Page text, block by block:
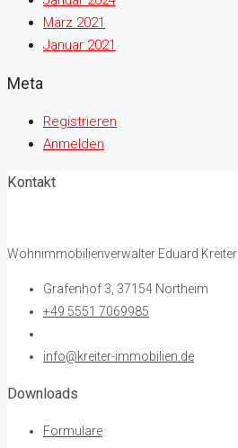
März 2021
Januar 2021
Meta
Registrieren
Anmelden
Kontakt
Wohnimmobilienverwalter Eduard Kreiter
Grafenhof 3, 37154 Northeim
+49 5551 7069985
info@kreiter-immobilien.de
Downloads
Formulare